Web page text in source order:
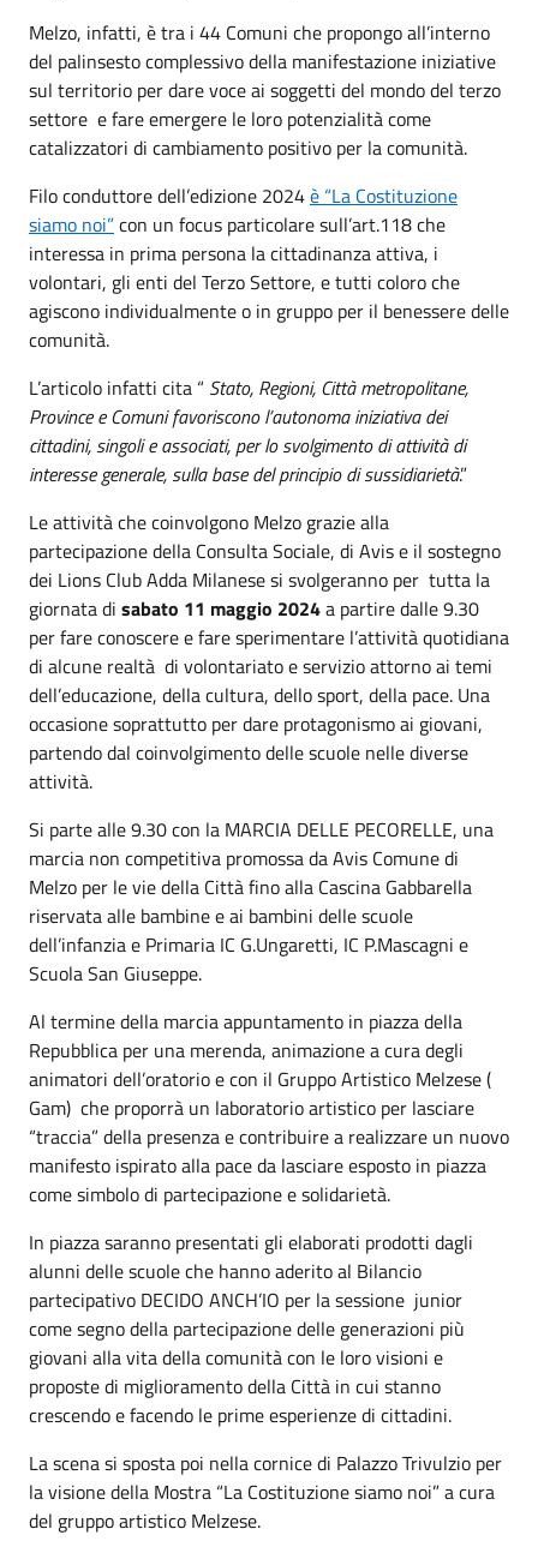
Melzo, infatti, è tra i 44 Comuni che propongo all’interno
del palinsesto complessivo della manifestazione iniziative
sul territorio per dare voce ai soggetti del mondo del terzo
settore e fare emergere le loro potenzialità come
catalizzatori di cambiamento positivo per la comunità.
Filo conduttore dell’edizione 2024è “La Costituzione
siamo noi”con un focus particolare sull’art.118 che
interessa in prima persona la cittadinanza attiva, i
volontari, gli enti del Terzo Settore, e tutti coloro che
agiscono individualmente o in gruppo per il benessere delle
comunità.
L’articolo infatti cita “ Stato, Regioni, Città metropolitane,
Province e Comuni favoriscono l’autonoma iniziativa dei
cittadini, singoli e associati, per lo svolgimento di attività di
interesse generale, sulla base del principio di sussidiarietà.”
Le attività che coinvolgono Melzo grazie alla
partecipazione della Consulta Sociale, di Avis e il sostegno
dei Lions Club Adda Milanese si svolgeranno per tutta la
giornata di sabato 11 maggio 2024a partire dalle 9.30
per fare conoscere e fare sperimentare l’attività quotidiana
di alcune realtà di volontariato e servizio attorno ai temi
dell’educazione, della cultura, dello sport, della pace. Una
occasione soprattutto per dare protagonismo ai giovani,
partendo dal coinvolgimento delle scuole nelle diverse
attività.
Si parte alle 9.30 con la MARCIA DELLE PECORELLE, una
marcia non competitiva promossa da Avis Comune di
Melzo per le vie della Città fino alla Cascina Gabbarella
riservata alle bambine e ai bambini delle scuole
dell’infanzia e Primaria IC G.Ungaretti, IC P.Mascagni e
Scuola San Giuseppe.
Al termine della marcia appuntamento in piazza della
Repubblica per una merenda, animazione a cura degli
animatori dell’oratorio e con il Gruppo Artistico Melzese (
Gam) che proporrà un laboratorio artistico per lasciare
“traccia” della presenza e contribuire a realizzare un nuovo
manifesto ispirato alla pace da lasciare esposto in piazza
come simbolo di partecipazione e solidarietà.
In piazza saranno presentati gli elaborati prodotti dagli
alunni delle scuole che hanno aderito al Bilancio
partecipativo DECIDO ANCH’IO per la sessione junior
come segno della partecipazione delle generazioni più
giovani alla vita della comunità con le loro visioni e
proposte di miglioramento della Città in cui stanno
crescendo e facendo le prime esperienze di cittadini.
La scena si sposta poi nella cornice di Palazzo Trivulzio per
la visione della Mostra “La Costituzione siamo noi” a cura
del gruppo artistico Melzese.